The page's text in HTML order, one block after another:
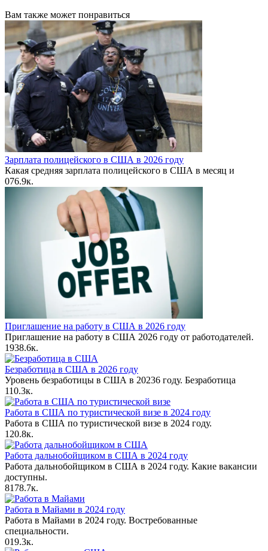
Вам также может понравиться
Зарплата полицейского в США в 2026 году
Какая средняя зарплата полицейского в США в месяц и
076.9к.
Приглашение на работу в США в 2026 году
Приглашение на работу в США 2026 году от работодателей.
1938.6к.
Безработица в США в 2026 году
Уровень безработицы в США в 20236 году. Безработица
110.3к.
Работа в США по туристической визе в 2024 году
Работа в США по туристической визе в 2024 году.
1 20.8к.
Работа дальнобойщиком в США в 2024 году
Работа дальнобойщиком в США в 2024 году. Какие вакансии
доступны.
81 78.7к.
Работа в Майами в 2024 году
Работа в Майами в 2024 году. Востребованные
специальности.
019.3к.